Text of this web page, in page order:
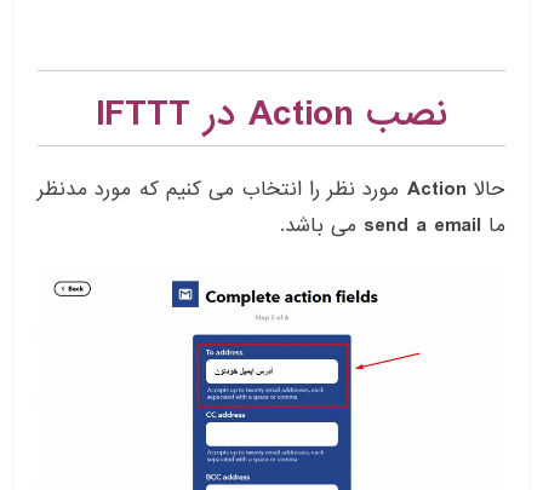
نصب Action در IFTTT
حالا Action مورد نظر را انتخاب می کنیم که مورد مدنظر
ما send a email می باشد.